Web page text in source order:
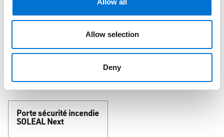
Allow selection
Deny
conception, pour sécuriser les choix techniques et
simplifier le déroulement du chantier.
Porte sécurité incendie
SOLEAL Next